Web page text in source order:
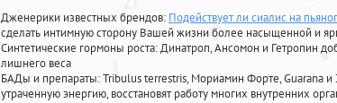
Дженерики известных брендов: Подействует ли сиалис на
сделать интимную сторону Вашей жизни более насыщенной и
Синтетические гормоны роста: Динатроп, Ансомон и Гетропин
лишнего веса
БАДы и препараты:Tribulus terrestris, Мориамин Форте, Guarana и
утраченную энергию, восстановят работу многих внутренних